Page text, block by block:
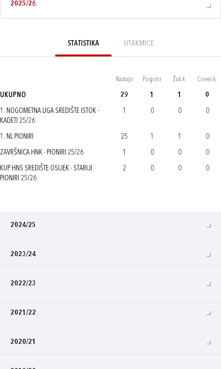
2025/26
STATISTIKA UTAKMICE
Nastupi Pogotci Žuti k. Crveni k.
UKUPNO 29 1 1 0
1. NOGOMETNA LIGA SREDIŠTE ISTOK -
KADETI 25/26
1 0 0 0
1. NL PIONIRI 25 1 1 0
ZAVRŠNICA HNK - PIONIRI 25/26 1 0 0 0
KUP HNS SREDIŠTE OSIJEK - STARIJI
PIONIRI 25/26
2 0 0 0
2024/25
2023/24
2022/23
2021/22
2020/21